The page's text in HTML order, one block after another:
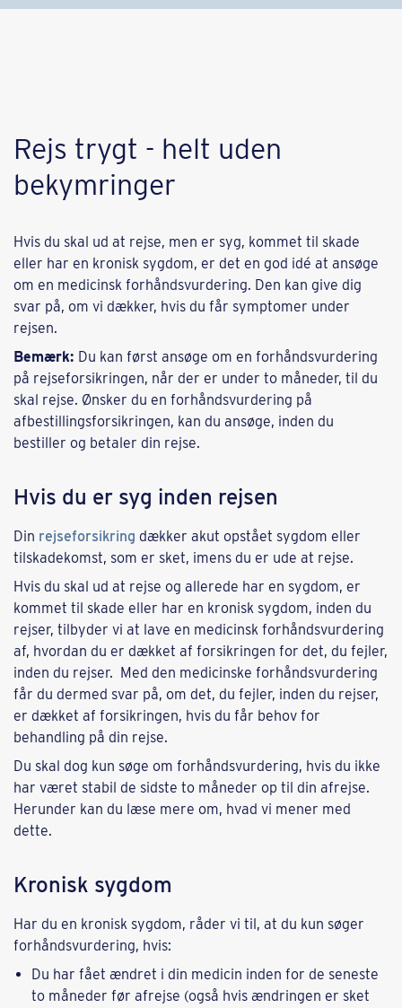
Rejs trygt - helt uden
bekymringer
Hvis du skal ud at rejse, men er syg, kommet til skade
eller har en kronisk sygdom, er det en god idé at ansøge
om en medicinsk forhåndsvurdering. Den kan give dig
svar på, om vi dækker, hvis du får symptomer under
rejsen.
Bemærk: Du kan først ansøge om en forhåndsvurdering
på rejseforsikringen, når der er under to måneder, til du
skal rejse. Ønsker du en forhåndsvurdering på
afbestillingsforsikringen, kan du ansøge, inden du
bestiller og betaler din rejse.
Hvis du er syg inden rejsen
Din rejseforsikring dækker akut opstået sygdom eller
tilskadekomst, som er sket, imens du er ude at rejse.
Hvis du skal ud at rejse og allerede har en sygdom, er
kommet til skade eller har en kronisk sygdom, inden du
rejser, tilbyder vi at lave en medicinsk forhåndsvurdering
af, hvordan du er dækket af forsikringen for det, du fejler,
inden du rejser. Med den medicinske forhåndsvurdering
får du dermed svar på, om det, du fejler, inden du rejser,
er dækket af forsikringen, hvis du får behov for
behandling på din rejse.
Du skal dog kun søge om forhåndsvurdering, hvis du ikke
har været stabil de sidste to måneder op til din afrejse.
Herunder kan du læse mere om, hvad vi mener med
dette.
Kronisk sygdom
Har du en kronisk sygdom, råder vi til, at du kun søger
forhåndsvurdering, hvis:
Du har fået ændret i din medicin inden for de seneste
to måneder før afrejse (også hvis ændringen er sket